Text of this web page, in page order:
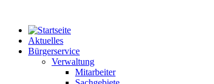
Aktuelles
Bürgerservice
Verwaltung
Mitarbeiter